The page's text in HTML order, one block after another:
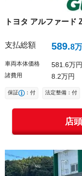
トヨタ アルファード
支払総額 589.8
車両本体価格 581 6万円
諸費用 8 2万円
保証 ：付 法定整備：付
店